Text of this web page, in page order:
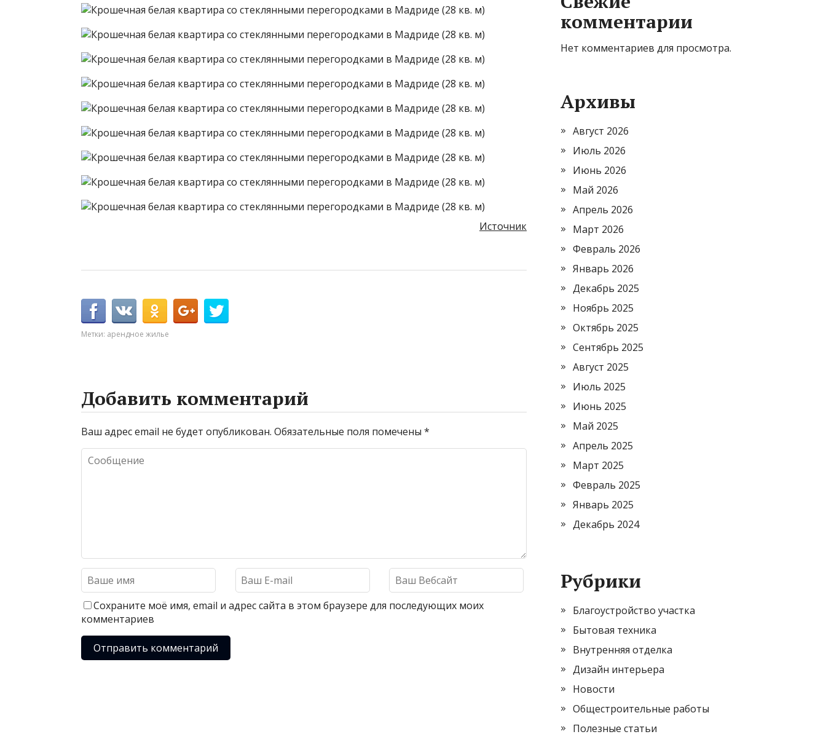
Источник
Метки: арендное жилье
Добавить комментарий
Ваш адрес email не будет опубликован. Обязательные поля помечены *
Сохраните моё имя, email и адрес сайта в этом браузере для последующих моих
комментариев
комментарии
Нет комментариев для просмотра.
Архивы
Август 2026
Июль 2026
Июнь 2026
Май 2026
Апрель 2026
Март 2026
Февраль 2026
Январь 2026
Декабрь 2025
Ноябрь 2025
Октябрь 2025
Сентябрь 2025
Август 2025
Июль 2025
Июнь 2025
Май 2025
Апрель 2025
Март 2025
Февраль 2025
Январь 2025
Декабрь 2024
Рубрики
Благоустройство участка
Бытовая техника
Внутренняя отделка
Дизайн интерьера
Новости
Общестроительные работы
Полезные статьи